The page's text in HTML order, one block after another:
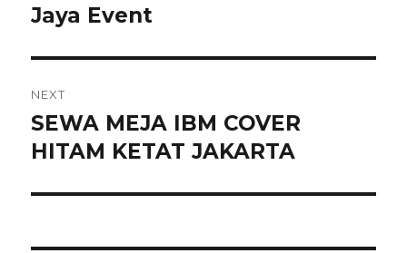
Jaya Event
NEXT
Next
post:
SEWA MEJA IBM COVER
HITAM KETAT JAKARTA